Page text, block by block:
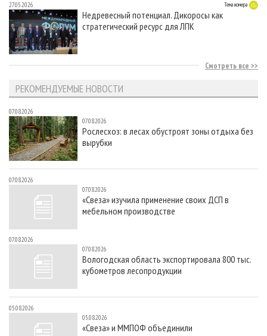
27.05.2026 Тема номера
Недревесный потенциал. Дикоросы как
стратегический ресурс для ЛПК
Смотреть все
РЕКОМЕНДУЕМЫЕ НОВОСТИ
07.08.2026
07.08.2026
Рослесхоз: в лесах обустроят зоны отдыха без
вырубки
07.08.2026
07.08.2026
«Свеза» изучила применение своих ДСП в
мебельном производстве
07.08.2026
07.08.2026
Вологодская область экспортировала 800 тыс.
кубометров лесопродукции
05.08.2026
05.08.2026
«Свеза» и ММПОФ объединили